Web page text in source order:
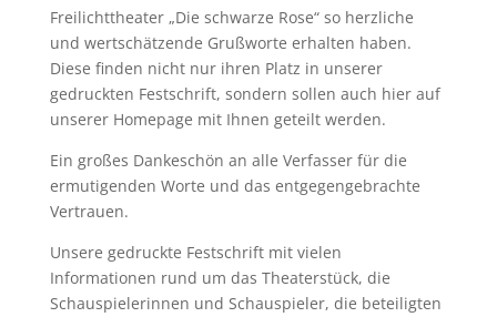
Freilichttheater „Die schwarze Rose“ so herzliche
und wertschätzende Grußworte erhalten haben.
Diese finden nicht nur ihren Platz in unserer
gedruckten Festschrift, sondern sollen auch hier auf
unserer Homepage mit Ihnen geteilt werden.
Ein großes Dankeschön an alle Verfasser für die
ermutigenden Worte und das entgegengebrachte
Vertrauen.
Unsere gedruckte Festschrift mit vielen
Informationen rund um das Theaterstück, die
Schauspielerinnen und Schauspieler, die beteiligten